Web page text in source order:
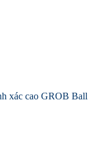
xác cao GROB Ball